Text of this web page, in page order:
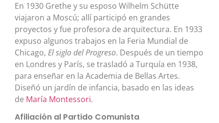
En 1930 Grethe y su esposo Wilhelm Schütte
viajaron a Moscú; allí participó en grandes
proyectos y fue profesora de arquitectura. En 1933
expuso algunos trabajos en la Feria Mundial de
Chicago, El siglo del Progreso. Después de un tiempo
en Londres y París, se trasladó a Turquía en 1938,
para enseñar en la Academia de Bellas Artes.
Diseñó un jardín de infancia, basado en las ideas
de María Montessori.
Afiliación al Partido Comunista